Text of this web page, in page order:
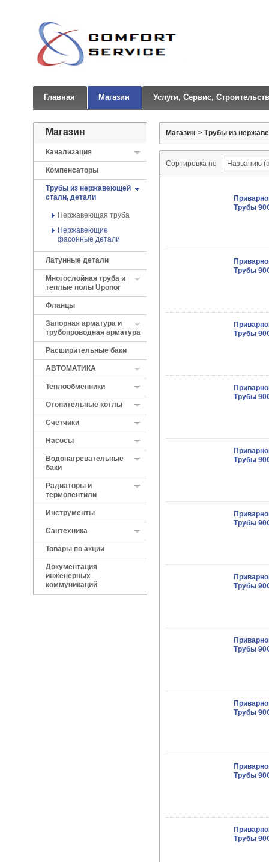
Главная Магазин Услуги, Сервис,
Магазин
Канализация
Компенсаторы
Трубы из нержавеющей
стали, детали
Нержавеющая труба
Нержавеющие
фасонные детали
Латунные детали
Многослойная труба и
теплые полы Uponor
Фланцы
Запорная арматура и
трубопроводная арматура
Расширительные баки
АВТОМАТИКА
Теплообменники
Отопительные котлы
Cчетчики
Насосы
Водонагревательные
баки
Радиаторы и
термовентили
Инструменты
Сантехника
Товары по акции
Документация
инженерных
коммуникаций
Магазин > Трубы из
Сортировка по
Трубы
Трубы
Трубы
Трубы
Трубы
Трубы
Трубы
Трубы
Трубы
Трубы
Трубы